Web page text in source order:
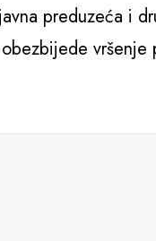
preduzeća i